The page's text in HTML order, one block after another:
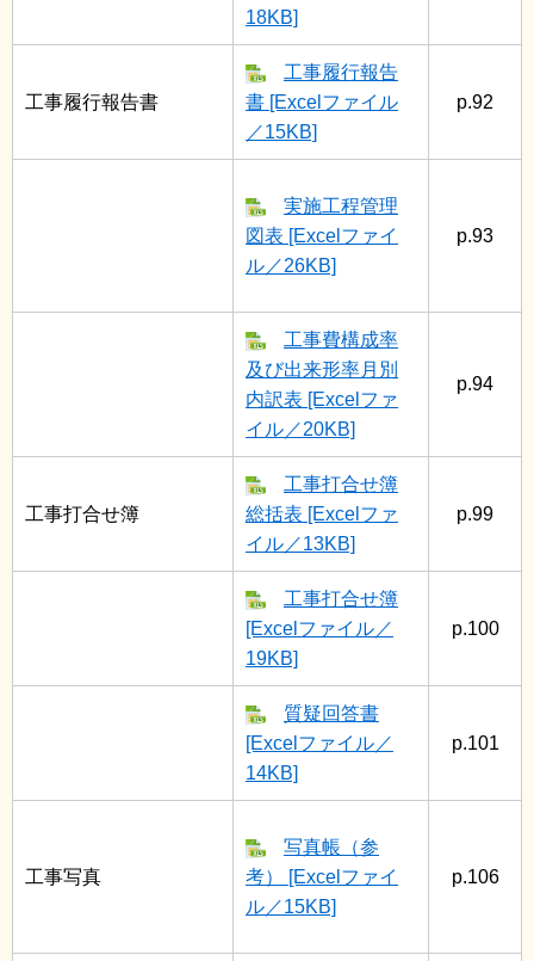
18KB]
工事履行報告書
工事履行報告
書 [Excelファイル
／15KB]
p.92
実施工程管理
図表 [Excelファイ
ル／26KB]
p.93
工事費構成率
及び出来形率月別
内訳表 [Excelファ
イル／20KB]
p.94
工事打合せ簿
工事打合せ簿
総括表 [Excelファ
イル／13KB]
p.99
工事打合せ簿
[Excelファイル／
19KB]
p.100
質疑回答書
[Excelファイル／
14KB]
p.101
工事写真
写真帳（参
考） [Excelファイ
ル／15KB]
p.106